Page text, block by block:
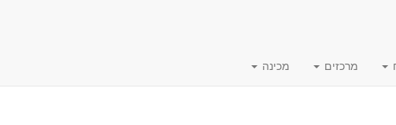
מרכזים מכינה